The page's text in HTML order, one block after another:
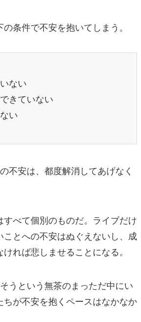
条件で不安を抱いてしまう。
ない
きていない
い
不安は、都度解消してあげなく
すべて個別のものだ。ライブだけ
ことへの不安はぬぐえないし、成
れば悲しませることになる。
うという無茶のまっただ中にい
ちが不安を抱くペースはなかなか